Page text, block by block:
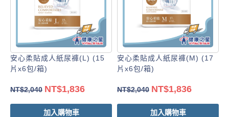
安心柔貼成人紙尿褲(L) (15
片x6包/箱)
NT$2,040 NT$1,836
加入購物車
安心柔貼成人紙尿褲(M) (17
片x6包/箱)
NT$2,040 NT$1,836
加入購物車